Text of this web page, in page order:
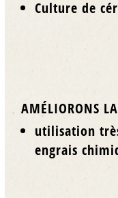
Culture de
AMÉLIORONS
utilisation
engrais